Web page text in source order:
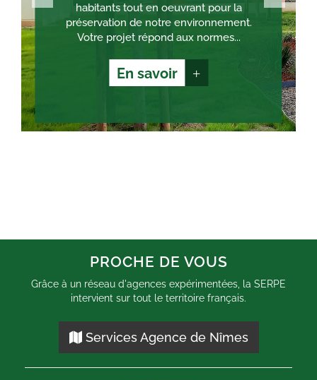
habitants tout en oeuvrant pour la
préservation de notre environnement.
Votre projet répond aux normes...
En savoir +
PROCHE DE VOUS
Grâce à un réseau d'agences expérimentées, la SERPE
intervient sur tout le territoire français.
Services Agence de Nîmes